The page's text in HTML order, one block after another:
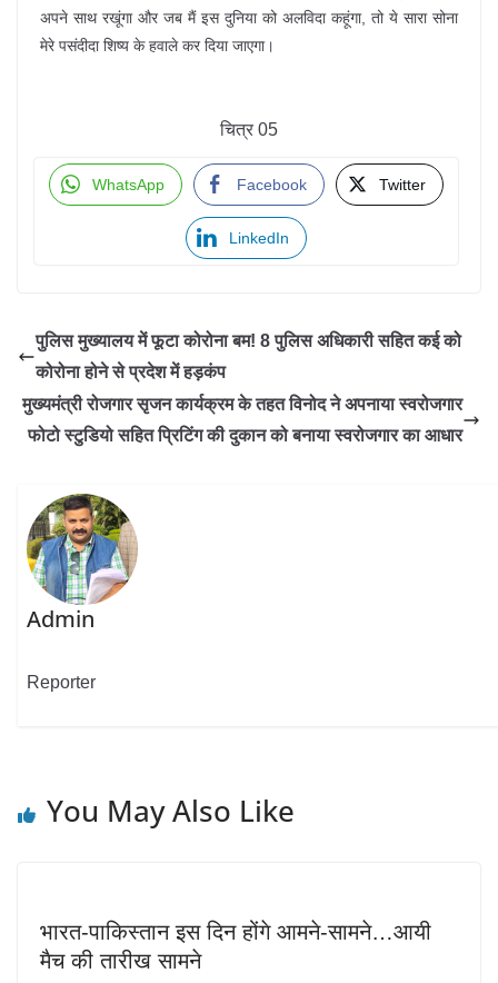
अपने साथ रखूंगा और जब मैं इस दुनिया को अलविदा कहूंगा, तो ये सारा सोना
मेरे पसंदीदा शिष्य के हवाले कर दिया जाएगा।
चित्र 05
WhatsApp Facebook Twitter
LinkedIn
पुलिस मुख्यालय में फूटा कोरोना बम! 8 पुलिस अधिकारी सहित कई को
कोरोना होने से प्रदेश में हड़कंप
मुख्यमंत्री रोजगार सृजन कार्यक्रम के तहत विनोद ने अपनाया स्वरोजगार
फोटो स्टुडियो सहित प्रिटिंग की दुकान को बनाया स्वरोजगार का आधार
Admin
Reporter
You May Also Like
भारत-पाकिस्तान इस दिन होंगे आमने-सामने…आयी
मैच की तारीख सामने